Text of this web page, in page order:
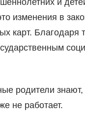
и
изменения в
карт. Благодаря
родители знают,
не работает.